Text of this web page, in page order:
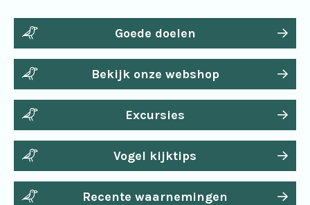
Goede doelen
Bekijk onze webshop
Excursies
Vogel kijktips
Recente waarnemingen